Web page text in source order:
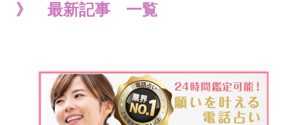
》 最新記事 一覧